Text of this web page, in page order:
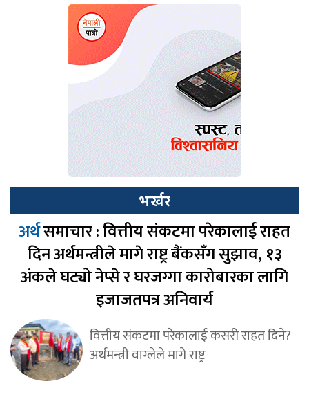
भर्खर
अर्थसमाचार : वित्तीय संकटमा परेकालाई राहत
दिन अर्थमन्त्रीले मागे राष्ट्र बैंकसँग सुझाव, १३
अंकले घट्यो नेप्से र घरजग्गा कारोबारका लागि
इजाजतपत्र अनिवार्य
वित्तीय संकटमा परेकालाई कसरी राहत दिने?
अर्थमन्त्री वाग्लेले मागे राष्ट्र